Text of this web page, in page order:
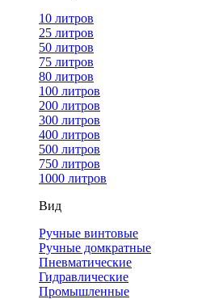
10 литров
25 литров
50 литров
75 литров
80 литров
100 литров
200 литров
300 литров
400 литров
500 литров
750 литров
1000 литров
Вид
Ручные винтовые
Ручные домкратные
Пневматические
Гидравлические
Промышленные